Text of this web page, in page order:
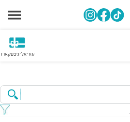
עזריאלי גיפטקארד